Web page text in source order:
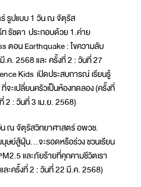
รูปแบบ 1 วัน ณ จัตุรัส
รัชดา ประกอบด้วย 1.ค่าย
ตอน Earthquake : ไขความลับ
ค. 2568 และ ครั้งที่ 2 : วันที่ 27
Kids เปิดประสบการณ์ เรียนรู้
จะเปลี่ยนครัวเป็นห้องทดลอง (ครั้งที่
2 : วันที่ 3 เม.ย. 2568)
ณ จัตุรัสวิทยาศาสตร์ อพวช.
นุษย์สู้ฝุ่น…จะรอดหรือร่วง ชวนเรียน
และภัยร้ายที่คุกคามชีวิตเรา
ะครั้งที่ 2 : วันที่ 22 มี.ค. 2568)